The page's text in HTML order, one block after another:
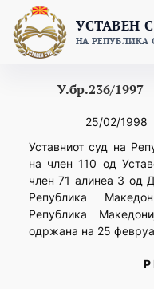
content
УСТАВЕН
НА РЕПУБЛИКА
У.бр.236/1997
25/02/1998
Уставниот суд на
на член 110 од
член 71 алинеа 3 од
Република
Република
одржана на 25
Р